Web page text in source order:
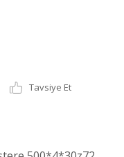
Tavsiye Et